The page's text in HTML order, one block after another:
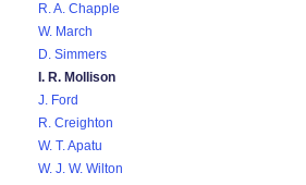
R. A. Chapple
W. March
D. Simmers
I. R. Mollison
J. Ford
R. Creighton
W. T. Apatu
W. J. W. Wilton